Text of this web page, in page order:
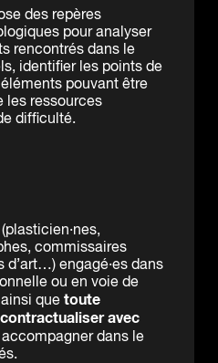
des repères
pour analyser
rencontrés dans le
identifier les points de
pouvant être
les ressources
difficulté.
(plasticien·nes,
commissaires
d’art…) engagé·es dans
ou en voie de
que toute
avec
dans le